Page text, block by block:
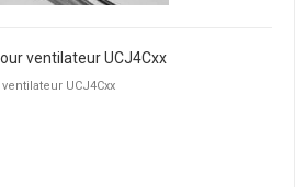
ventilateur UCJ4Cxx
UCJ4Cxx